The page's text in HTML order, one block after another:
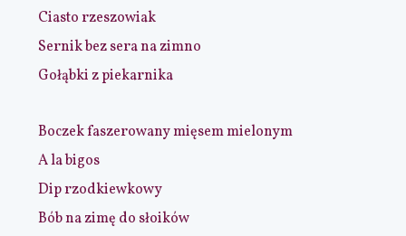
Ciasto rzeszowiak
Sernik bez sera na zimno
Gołąbki z piekarnika
Boczek faszerowany mięsem mielonym
A la bigos
Dip rzodkiewkowy
Bób na zimę do słoików